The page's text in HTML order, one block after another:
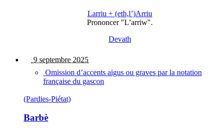
Larriu + (eth,l’)Arriu
Prononcer "L’arriw".
Devath
9 septembre 2025
Omission d’accents aigus ou graves par la notation
française du gascon
(Pardies-Piétat)
Barbè